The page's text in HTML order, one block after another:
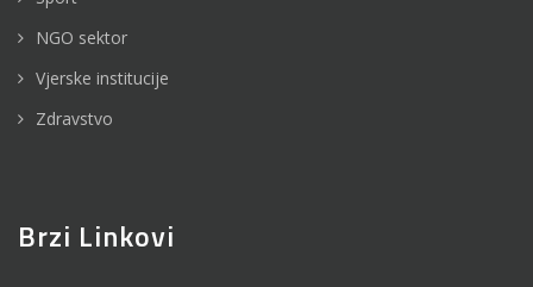
NGO sektor
Vjerske institucije
Zdravstvo
Brzi Linkovi